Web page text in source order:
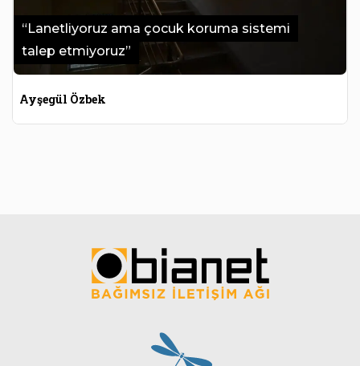
“Lanetliyoruz ama çocuk koruma sistemi
talep etmiyoruz”
Ayşegül Özbek